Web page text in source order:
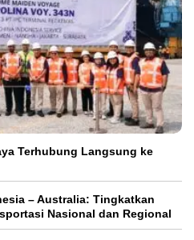
Terhubung Langsung ke
– Australia: Tingkatkan
Nasional dan Regional